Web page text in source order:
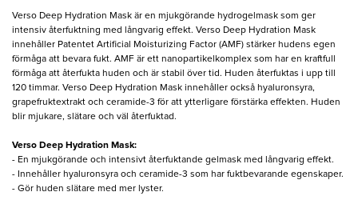
Verso Deep Hydration Mask är en mjukgörande hydrogelmask som ger
intensiv återfuktning med långvarig effekt. Verso Deep Hydration Mask
innehåller Patentet Artificial Moisturizing Factor (AMF) stärker hudens egen
förmåga att bevara fukt. AMF är ett nanopartikelkomplex som har en kraftfull
förmåga att återfukta huden och är stabil över tid. Huden återfuktas i upp till
120 timmar. Verso Deep Hydration Mask innehåller också hyaluronsyra,
grapefruktextrakt och ceramide-3 för att ytterligare förstärka effekten. Huden
blir mjukare, slätare och väl återfuktad.
Verso Deep Hydration Mask:
- En mjukgörande och intensivt återfuktande gelmask med långvarig effekt.
- Innehåller hyaluronsyra och ceramide-3 som har fuktbevarande egenskaper.
- Gör huden slätare med mer lyster.